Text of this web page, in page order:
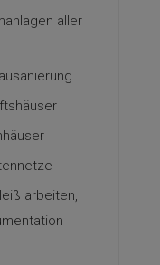
aller
arbeiten,